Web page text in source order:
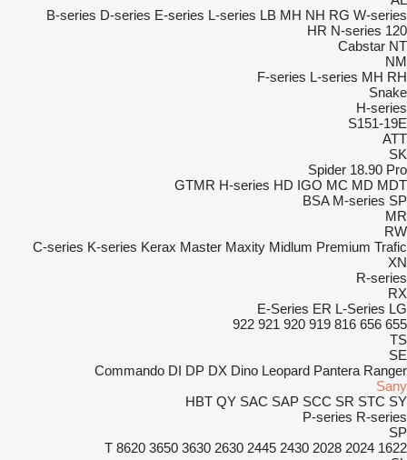
B-series D-series E-series L-series LB MH NH RG W-series
120
HR N-series
Cabstar NT
NM
F-series L-series MH RH
Snake
H-series
S151-19E
ATT
SK
Spider 18.90 Pro
GTMR H-series HD IGO MC MD MDT
BSA M-series SP
MR
RW
C-series K-series Kerax Master Maxity Midlum Premium Trafic
XN
R-series
RX
E-Series ER L-Series LG
655
656
816
919
920
921
922
TS
SE
Commando DI DP DX Dino Leopard Pantera Ranger
Sany
HBT QY SAC SAP SCC SR STC SY
P-series R-series
SP
1622
2024
2028
2430
2445
2630
3630
3650
8620 T